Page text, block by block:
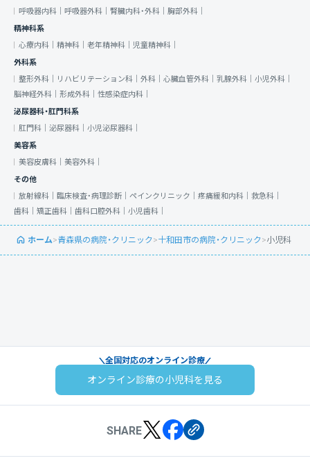
呼吸器内科｜ 呼吸器外科｜ 腎臓内科・外科｜ 胸部外科｜
精神科系
心療内科｜ 精神科｜ 老年精神科｜ 児童精神科｜
外科系
整形外科｜
リハビリテーション科｜ 外科｜ 心臓血管外科｜ 乳腺外科｜ 小児外科｜
脳神経外科｜ 形成外科｜ 性感染症内科｜
泌尿器科・肛門科系
肛門科｜ 泌尿器科｜ 小児泌尿器科｜
美容系
美容皮膚科｜ 美容外科｜
その他
放射線科｜ 臨床検査・病理診断｜ ペインクリニック｜ 疼痛緩和内科｜ 救急科｜
歯科｜ 矯正歯科｜ 歯科口腔外科｜ 小児歯科｜
ホーム>青森県の病院・クリニック>十和田市の病院・クリニック>小児科
全国対応のオンライン診療
オンライン診療の小児科を見る
SHARE